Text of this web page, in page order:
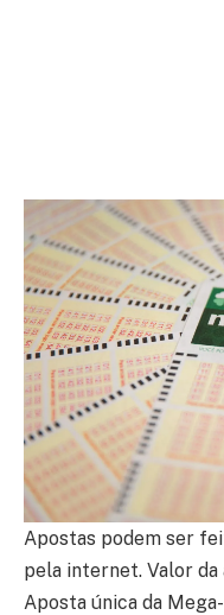
Apostas podem ser
pela internet. Valor da
Aposta única da